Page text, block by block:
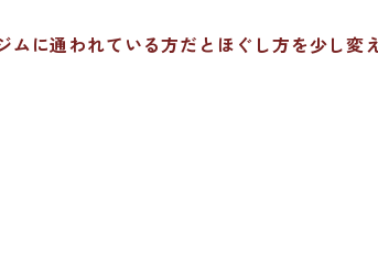
に通われている方だとほぐし方を少し変